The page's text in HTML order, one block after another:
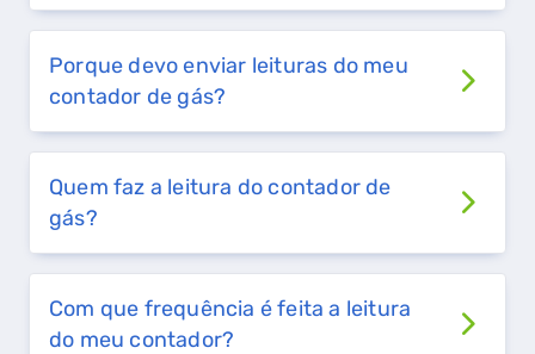
Porque devo enviar leituras do meu
contador de gás?
Quem faz a leitura do contador de
gás?
Com que frequência é feita a leitura
do meu contador?
GASES RENOVÁVEIS
SIMULADOR DE POUPANÇA